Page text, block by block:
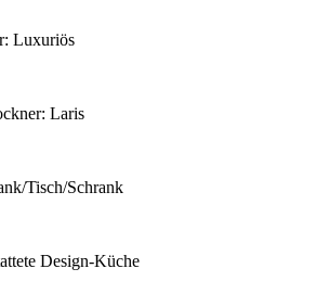
Luxuriös
Laris
Tisch/Schrank
Design-Küche